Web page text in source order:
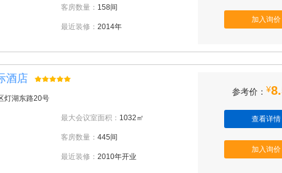
客房数量： 158间
最近装修： 2014年
加入询价
酒店
灯湖东路20号
最大会议室面积： 1032㎡
客房数量： 445间
最近装修： 2010年开业
参考价： ¥
查看详情
加入询价